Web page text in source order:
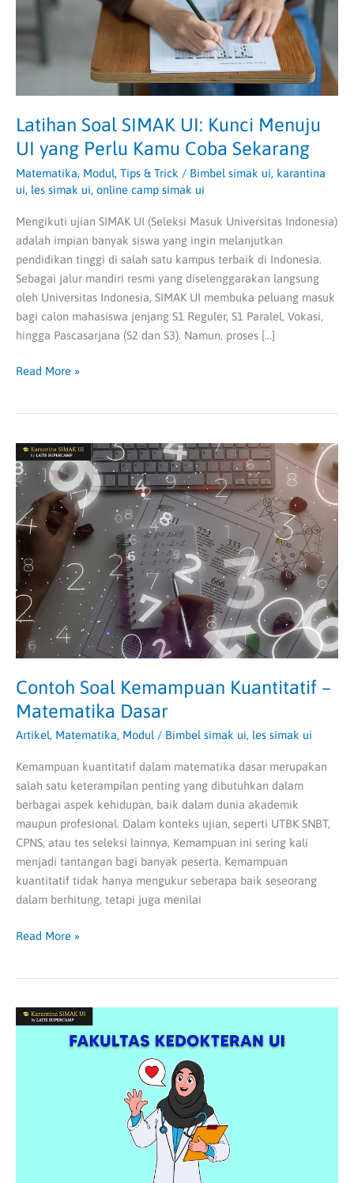
Latihan Soal SIMAK UI: Kunci Menuju
UI yang Perlu Kamu Coba Sekarang
Matematika, Modul, Tips & Trick / Bimbel simak ui, karantina
ui, les simak ui, online camp simak ui
Mengikuti ujian SIMAK UI (Seleksi Masuk Universitas Indonesia)
adalah impian banyak siswa yang ingin melanjutkan
pendidikan tinggi di salah satu kampus terbaik di Indonesia.
Sebagai jalur mandiri resmi yang diselenggarakan langsung
oleh Universitas Indonesia, SIMAK UI membuka peluang masuk
bagi calon mahasiswa jenjang S1 Reguler, S1 Paralel, Vokasi,
hingga Pascasarjana (S2 dan S3). Namun, proses […]
Kamu
Sekarang
Read More »
Contoh Soal Kemampuan Kuantitatif –
Matematika Dasar
Artikel, Matematika, Modul / Bimbel simak ui, les simak ui
Kemampuan kuantitatif dalam matematika dasar merupakan
salah satu keterampilan penting yang dibutuhkan dalam
berbagai aspek kehidupan, baik dalam dunia akademik
maupun profesional. Dalam konteks ujian, seperti UTBK SNBT,
CPNS, atau tes seleksi lainnya, Kemampuan ini sering kali
menjadi tantangan bagi banyak peserta. Kemampuan
kuantitatif tidak hanya mengukur seberapa baik seseorang
dalam berhitung, tetapi juga menilai
Contoh
Soal
Kemampuan
Kuantitatif
–
Matematika
Dasar
Read More »
Jurusan